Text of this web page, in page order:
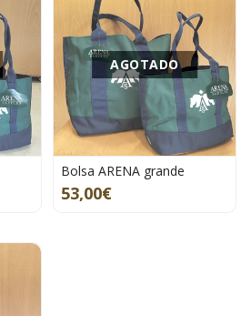
AGOTADO
Bolsa ARENA grande
53,00€